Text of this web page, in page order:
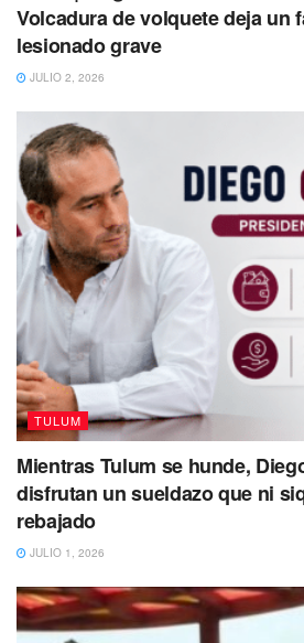
abusos o injusticias.
Volcadura de volquete deja un
lesionado grave
JULIO 2, 2026
TULUM
Mientras Tulum se hunde,
disfrutan un sueldazo que ni
rebajado
JULIO 1, 2026